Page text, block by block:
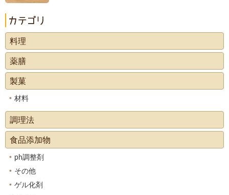
料理
薬膳
製菓
材料
調理法
食品添加物
ph調整剤
その他
ゲル化剤